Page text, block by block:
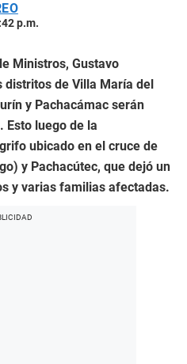
p.m.
Ministros, Gustavo
de Villa María del
y Pachacámac serán
Esto luego de la
ubicado en el cruce de
y Pachacútec, que dejó un
y varias familias afectadas.